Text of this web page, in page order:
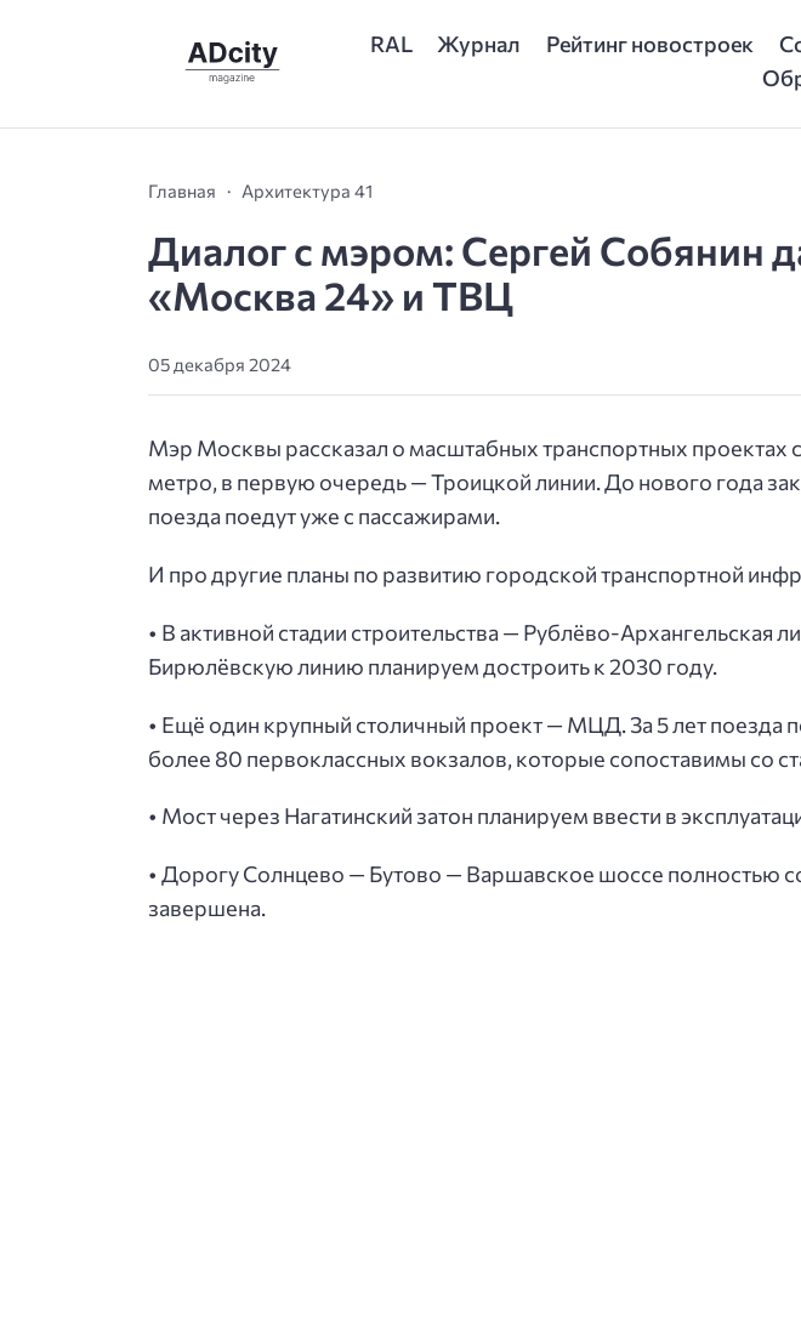
RAL Журнал Рейтинг новостроек
Главная Архитектура 41
Диалог с мэром: Сергей Собянин
«Москва 24» и ТВЦ
05 декабря 2024
Мэр Москвы рассказал о масштабных транспортных проектах
метро, в первую очередь — Троицкой линии. До нового года
поезда поедут уже с пассажирами.
И про другие планы по развитию городской транспортной
• В активной стадии строительства — Рублёво-
Бирюлёвскую линию планируем достроить к 2030 году.
• Ещё один крупный столичный проект — МЦД. За 5 лет поезда
более 80 первоклассных вокзалов, которые сопоставимы со
• Мост через Нагатинский затон планируем ввести в
• Дорогу Солнцево — Бутово — Варшавское шоссе полностью
завершена.